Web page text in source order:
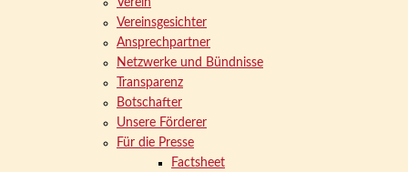
Verein
Vereinsgesichter
Ansprechpartner
Netzwerke und Bündnisse
Transparenz
Botschafter
Unsere Förderer
Für die Presse
Factsheet